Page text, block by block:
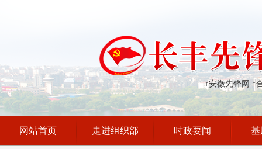
↑安徽先锋网 ↑
网站首页 走进组织部 时政要闻 基